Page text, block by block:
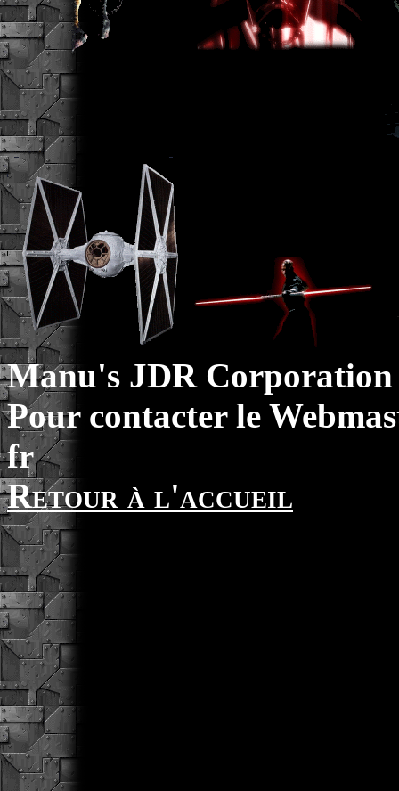
Manu's JDR Corporation
Pour contacter le
fr
Retour à l'accueil